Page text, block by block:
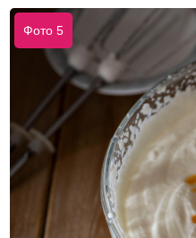
Фото 5